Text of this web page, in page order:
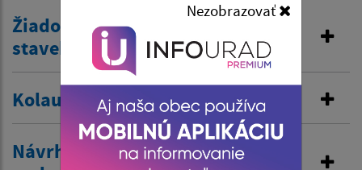
Nezobrazovať
Žiadosť o predĺženie platnosti
stavebného povolenia
Kolaudačné rozhodnutie
Návrh na vydanie územného